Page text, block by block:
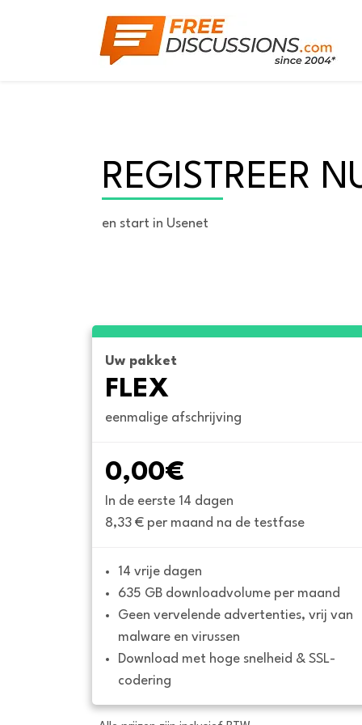
REGISTREER
en start in Usenet
Uw pakket
FLEX
eenmalige afschrijving
0,00€
In de eerste 14 dagen
8,33 € per maand na de testfase
14 vrije dagen
635 GB downloadvolume per maand
Geen vervelende advertenties, vrij van
malware en virussen
Download met hoge snelheid & SSL-
codering